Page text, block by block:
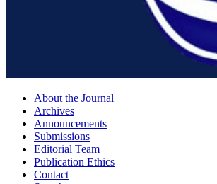
About the Journal
Archives
Announcements
Submissions
Editorial Team
Publication Ethics
Contact